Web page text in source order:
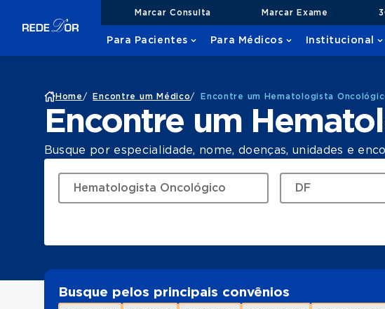
Marcar Consulta Marcar Exame
Para Pacientes Para Médicos Institucional
Home / Encontre um Médico/ Encontre um Hematologista
Encontre um
Busque por especialidade, nome, doenças, unidades e
Busque pelos principais convênios